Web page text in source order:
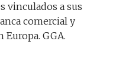
vinculados a sus
comercial y
Europa. GGA.